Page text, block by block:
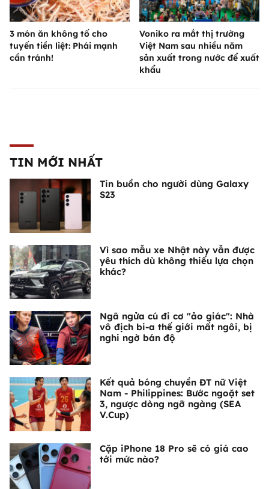
3 món ăn không tố cho
tuyến tiền liệt: Phái mạnh
cần tránh!
Voniko ra mắt thị trường
Việt Nam sau nhiều năm
sản xuất trong nước để xuất
khẩu
TIN MỚI NHẤT
Tin buồn cho người dùng Galaxy
S23
Vì sao mẫu xe Nhật này vẫn được
yêu thích dù không thiếu lựa chọn
khác?
Ngã ngửa cú đi cơ "ảo giác": Nhà
vô địch bi-a thế giới mất ngôi, bị
nghi ngờ bán độ
Kết quả bóng chuyền ĐT nữ Việt
Nam - Philippines: Bước ngoặt set
3, ngược dòng ngỡ ngàng (SEA
V.Cup)
Cặp iPhone 18 Pro sẽ có giá cao
tới mức nào?